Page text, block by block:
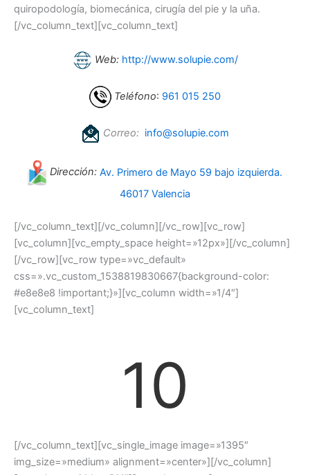
quiropodología, biomecánica, cirugía del pie y la uña.
[/vc_column_text][vc_column_text]
Web: http://www.solupie.com/
Teléfono: 961 015 250
Correo: info@solupie.com
Dirección: Av. Primero de Mayo 59 bajo izquierda.
46017 Valencia
[/vc_column_text][/vc_column][/vc_row][vc_row]
[vc_column][vc_empty_space height=»12px»][/vc_column]
[/vc_row][vc_row type=»vc_default»
css=».vc_custom_1538819830667{background-color:
#e8e8e8 !important;}»][vc_column width=»1/4″]
[vc_column_text]
10
[/vc_column_text][vc_single_image image=»1395″
img_size=»medium» alignment=»center»][/vc_column]